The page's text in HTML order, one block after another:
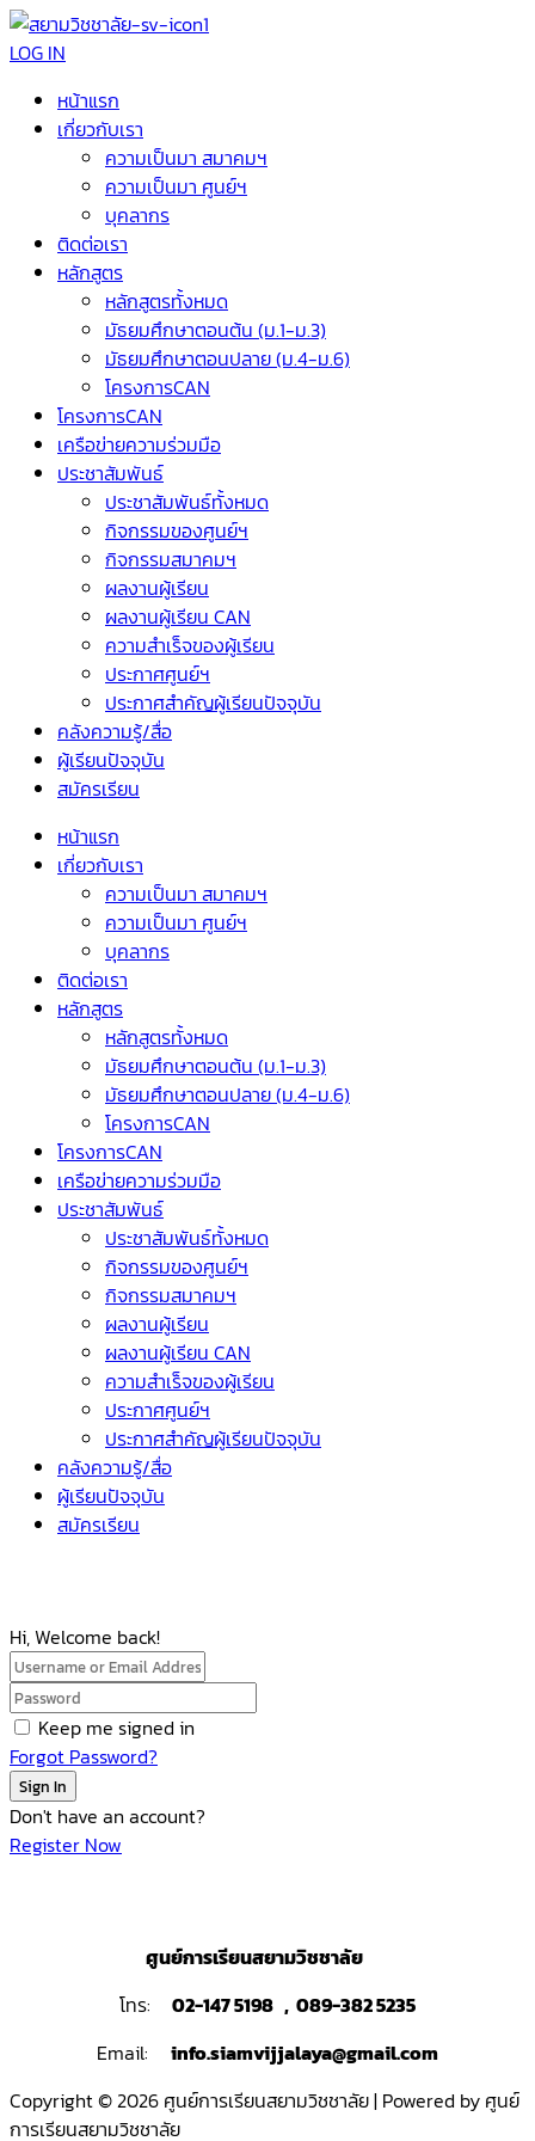
LOG IN
หน้าแรก
เกี่ยวกับเรา
ความเป็นมา สมาคมฯ
ความเป็นมา ศูนย์ฯ
บุคลากร
ติดต่อเรา
หลักสูตร
หลักสูตรทั้งหมด
มัธยมศึกษาตอนต้น (ม.1-ม.3)
มัธยมศึกษาตอนปลาย (ม.4-ม.6)
โครงการCAN
โครงการCAN
เครือข่ายความร่วมมือ
ประชาสัมพันธ์
ประชาสัมพันธ์ทั้งหมด
กิจกรรมของศูนย์ฯ
กิจกรรมสมาคมฯ
ผลงานผู้เรียน
ผลงานผู้เรียน CAN
ความสำเร็จของผู้เรียน
ประกาศศูนย์ฯ
ประกาศสำคัญผู้เรียนปัจจุบัน
คลังความรู้/สื่อ
ผู้เรียนปัจจุบัน
สมัครเรียน
หน้าแรก
เกี่ยวกับเรา
ความเป็นมา สมาคมฯ
ความเป็นมา ศูนย์ฯ
บุคลากร
ติดต่อเรา
หลักสูตร
หลักสูตรทั้งหมด
มัธยมศึกษาตอนต้น (ม.1-ม.3)
มัธยมศึกษาตอนปลาย (ม.4-ม.6)
โครงการCAN
โครงการCAN
เครือข่ายความร่วมมือ
ประชาสัมพันธ์
ประชาสัมพันธ์ทั้งหมด
กิจกรรมของศูนย์ฯ
กิจกรรมสมาคมฯ
ผลงานผู้เรียน
ผลงานผู้เรียน CAN
ความสำเร็จของผู้เรียน
ประกาศศูนย์ฯ
ประกาศสำคัญผู้เรียนปัจจุบัน
คลังความรู้/สื่อ
ผู้เรียนปัจจุบัน
สมัครเรียน
Hi, Welcome back!
Keep me signed in
Forgot Password?
Sign In
Don't have an account?
Register Now
ศูนย์การเรียนสยามวิชชาลัย
โทร:
02-147 5198 , 089-382 5235
Email:
info.siamvijjalaya@gmail.com
Copyright © 2026 ศูนย์การเรียนสยามวิชชาลัย | Powered by ศูนย์
การเรียนสยามวิชชาลัย